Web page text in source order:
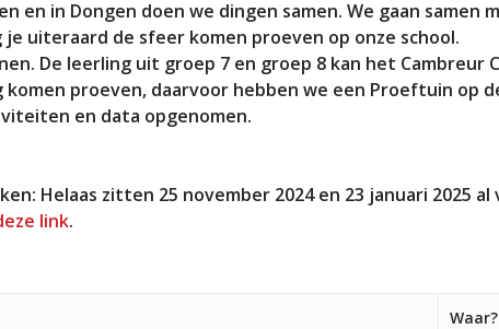
en in Dongen doen we dingen samen. We gaan
uiteraard de sfeer komen proeven op onze school.
De leerling uit groep 7 en groep 8 kan het Cambreur
proeven, daarvoor hebben we een Proeftuin op
en data opgenomen.
Helaas zitten 25 november 2024 en 23 januari 2025 al
link.
Waar?